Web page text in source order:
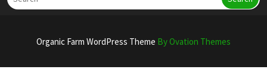
Organic Farm WordPress Theme By Ovation Themes